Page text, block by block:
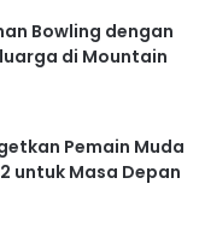
Bowling dengan
di Mountain
Pemain Muda
untuk Masa Depan